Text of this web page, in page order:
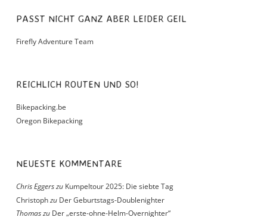
PASST NICHT GANZ ABER LEIDER GEIL
Firefly Adventure Team
REICHLICH ROUTEN UND SO!
Bikepacking.be
Oregon Bikepacking
NEUESTE KOMMENTARE
Chris Eggerszu Kumpeltour 2025: Die siebte Tag
Christophzu Der Geburtstags-Doublenighter
Thomaszu Der „erste-ohne-Helm-Overnighter“